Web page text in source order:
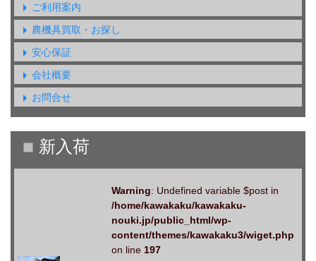
ご利用案内
農機具買取・お探し
安心保証
会社概要
お問合せ
Warning: Undefined variable $post in
/home/kawakaku/kawakaku-
nouki.jp/public_html/wp-
content/themes/kawakaku3/wiget.php
on line 197